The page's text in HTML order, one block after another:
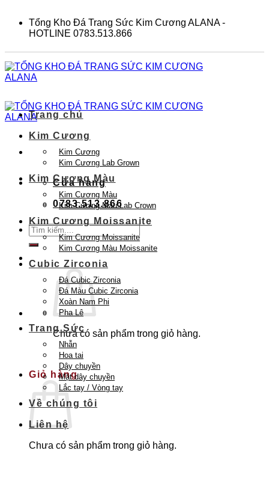
content
Tổng Kho Đá Trang Sức Kim Cương ALANA -
HOTLINE 0783.513.866
Cửa hàng
0783.513.866
Tìm
kiếm:
Chưa có sản phẩm trong giỏ hàng.
Quay trở lại cửa hàng
Giỏ hàng
Chưa có sản phẩm trong giỏ hàng.
Trang chủ
Kim Cương
Kim Cương
Kim Cương Lab Grown
Kim Cương Màu
Kim Cương Màu
Kim Cương Màu Lab Crown
Kim Cương Moissanite
Kim Cương Moissanite
Kim Cương Màu Moissanite
Cubic Zirconia
Đá Cubic Zirconia
Đá Màu Cubic Zirconia
Xoàn Nam Phi
Pha Lê
Trang Sức
Nhẫn
Hoa tai
Dây chuyền
Mặt dây chuyền
Lắc tay / Vòng tay
Về chúng tôi
Liên hệ